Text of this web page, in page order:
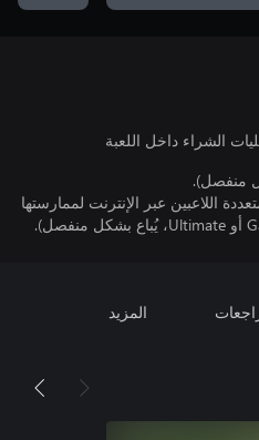
الشراء داخل اللعبة
منفصل).
اللاعبين عبر الإنترنت لممارستها
المزيد